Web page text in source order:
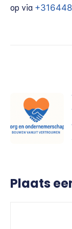
op via
Plaats